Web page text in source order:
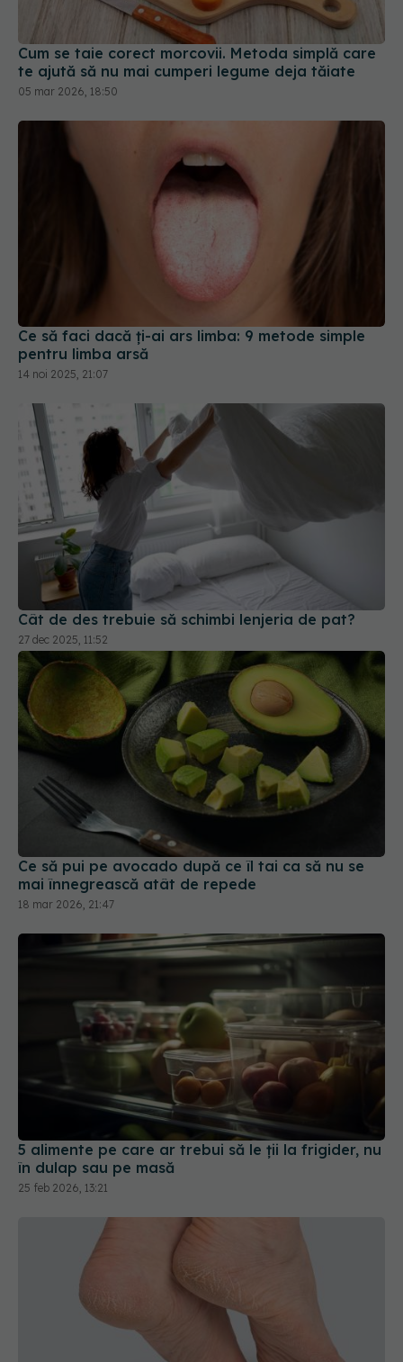
Cum se taie corect morcovii. Metoda simplă care
te ajută să nu mai cumperi legume deja tăiate
05 mar 2026, 18:50
Ce să faci dacă ți-ai ars limba: 9 metode simple
pentru limba arsă
14 noi 2025, 21:07
Cât de des trebuie să schimbi lenjeria de pat?
27 dec 2025, 11:52
Ce să pui pe avocado după ce îl tai ca să nu se
mai înnegrească atât de repede
18 mar 2026, 21:47
5 alimente pe care ar trebui să le ții la frigider, nu
în dulap sau pe masă
25 feb 2026, 13:21